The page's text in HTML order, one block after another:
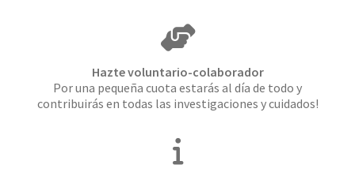
Hazte voluntario-colaborador
Por una pequeña cuota estarás al día de todo y
contribuirás en todas las investigaciones y cuidados!